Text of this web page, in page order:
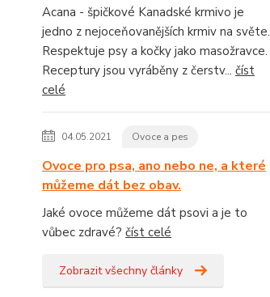
Acana - špičkové Kanadské krmivo je
jedno z nejoceňovanějších krmiv na světe.
Respektuje psy a kočky jako masožravce.
Receptury jsou vyráběny z čerstv... číst
celé
04.05.2021 Ovoce a pes
Ovoce pro psa, ano nebo ne, a které
můžeme dát bez obav.
Jaké ovoce můžeme dát psovi a je to
vůbec zdravé? číst celé
Zobrazit všechny články